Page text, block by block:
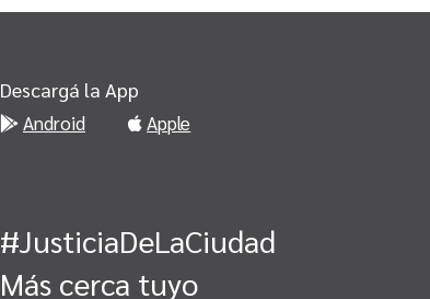
Descargá la App
Android Apple
#JusticiaDeLaCiudad
Más cerca tuyo